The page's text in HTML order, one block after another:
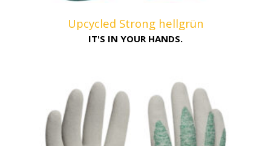
Upcycled Strong hellgrün
IT'S IN YOUR HANDS.